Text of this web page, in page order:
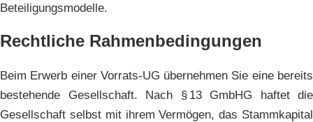
Beteiligungsmodelle.
Rechtliche Rahmenbedingungen
Beim Erwerb einer Vorrats-UG übernehmen Sie eine bereits
bestehende Gesellschaft. Nach § 13 GmbHG haftet die
Gesellschaft selbst mit ihrem Vermögen, das Stammkapital